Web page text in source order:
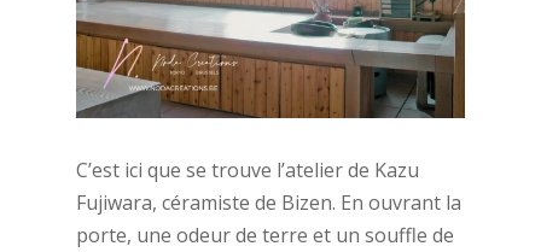
C’est ici que se trouve l’atelier de Kazu
Fujiwara, céramiste de Bizen. En ouvrant la
porte, une odeur de terre et un souffle de